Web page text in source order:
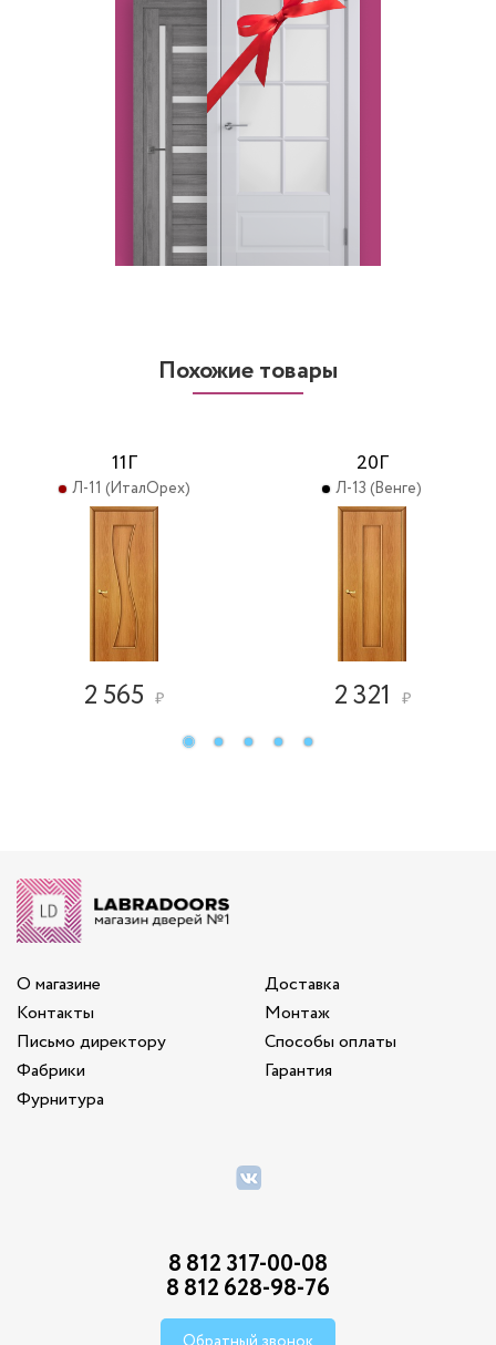
Похожие товары
11Г
Л-11 (ИталОрех)
2 565 ₽
20Г
Л-13 (Венге)
2 321 ₽
О магазине
Контакты
Письмо директору
Фабрики
Фурнитура
Доставка
Монтаж
Способы оплаты
Гарантия
8 812 317-00-08
8 812 628-98-76